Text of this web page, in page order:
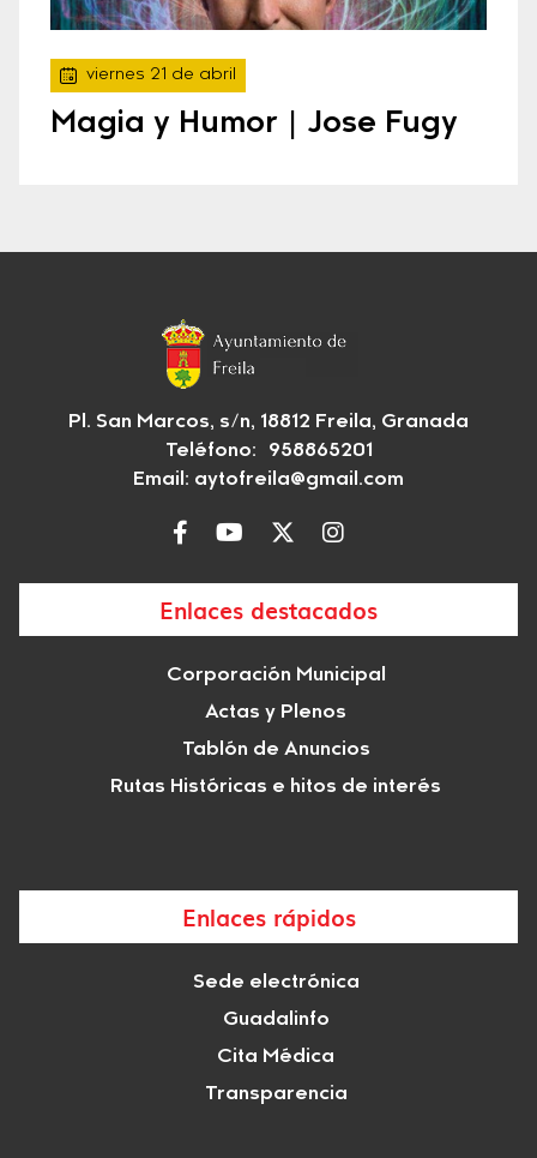
viernes 21 de abril
Magia y Humor | Jose Fugy
Pl. San Marcos, s/n, 18812 Freila, Granada
Teléfono: 958865201
Email: aytofreila@gmail.com
Enlaces destacados
Corporación Municipal
Actas y Plenos
Tablón de Anuncios
Rutas Históricas e hitos de interés
Enlaces rápidos
Sede electrónica
Guadalinfo
Cita Médica
Transparencia